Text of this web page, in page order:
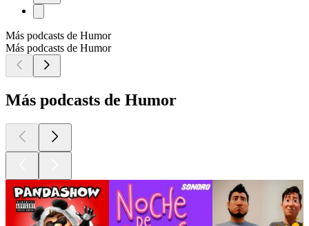
Más podcasts de Humor
Más podcasts de Humor
Más podcasts de Humor